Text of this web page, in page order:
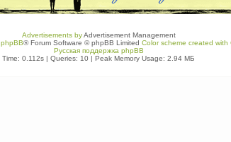
Advertisements byAdvertisement Management
phpBB® Forum Software © phpBB Limited Color scheme created with
Русская поддержка phpBB
Time: 0.112s | Queries: 10 | Peak Memory Usage: 2.94 МБ